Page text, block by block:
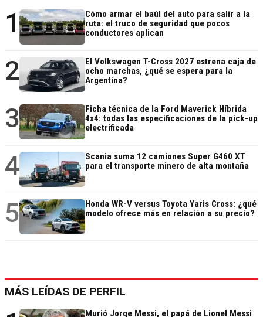
1
Cómo armar el baúl del auto para salir a la
ruta: el truco de seguridad que pocos
conductores aplican
2
El Volkswagen T-Cross 2027 estrena caja de
ocho marchas, ¿qué se espera para la
Argentina?
3
Ficha técnica de la Ford Maverick Híbrida
4x4: todas las especificaciones de la pick-up
electrificada
4
Scania suma 12 camiones Super G460 XT
para el transporte minero de alta montaña
5
Honda WR-V versus Toyota Yaris Cross: ¿qué
modelo ofrece más en relación a su precio?
MÁS LEÍDAS DE PERFIL
Murió Jorge Messi, el papá de Lionel Messi